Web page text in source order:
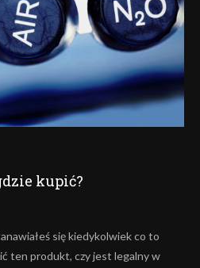
kupić?
się kiedykolwiek co to
ten produkt, czy jest legalny w